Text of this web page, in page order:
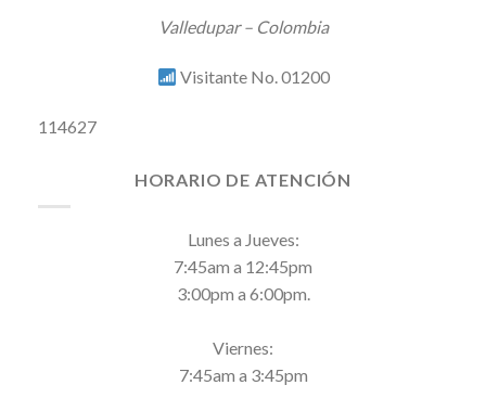
Valledupar – Colombia
Visitante No. 01200
114627
HORARIO DE ATENCIÓN
Lunes a Jueves:
7:45am a 12:45pm
3:00pm a 6:00pm.
Viernes:
7:45am a 3:45pm